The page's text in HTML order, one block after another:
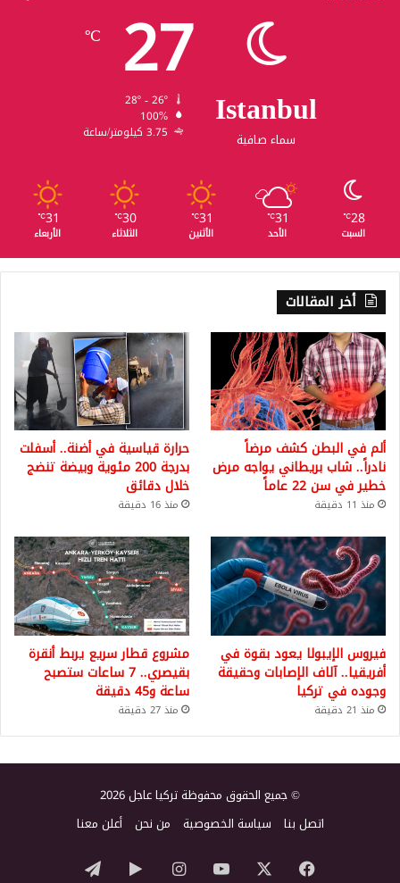
Istanbul
سماء صافية
27
℃
100%
3.75 كيلومتر/ساعة
28
℃
السبت
31
℃
الأحد
31
℃
الأثنين
30
℃
الثلاثاء
31
℃
الأربعاء
أخر المقالات
ألم في البطن كشف مرضاً
نادراً.. شاب بريطاني يواجه مرض
خطير في سن 22 عاماً
منذ 11 دقيقة
حرارة قياسية في أضنة.. أسفلت
بدرجة 200 مئوية وبيضة تنضج
خلال دقائق
منذ 16 دقيقة
فيروس الإيبولا يعود بقوة في
أفريقيا.. آلاف الإصابات وحقيقة
وجوده في تركيا
منذ 21 دقيقة
مشروع قطار سريع يربط أنقرة
بقيصري.. 7 ساعات ستصبح
ساعة و45 دقيقة
منذ 27 دقيقة
© جميع الحقوق محفوظة تركيا عاجل 2026
اتصل بنا سياسة الخصوصية من نحن أعلن معنا
فيسبوك ‫YouTubeانستقرام‏Googleتيلقرام